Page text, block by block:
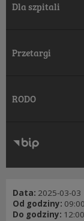
Dla szpitali
Przetargi
RODO
RODO
Klauzule
Data: 2025-03-03
Od godziny: 09:00
Do godziny: 12:00